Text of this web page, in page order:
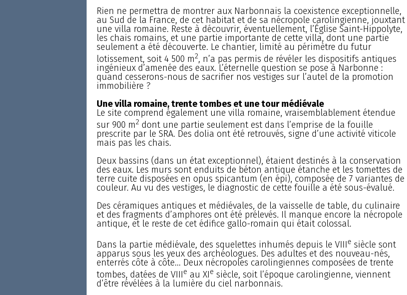
Rien ne permettra de montrer aux Narbonnais la coexistence exceptionnelle,
au Sud de la France, de cet habitat et de sa nécropole carolingienne, jouxtant
une villa romaine. Reste à découvrir, éventuellement, l’Église Saint-Hippolyte,
les chais romains, et une partie importante de cette villa, dont une partie
seulement a été découverte. Le chantier, limité au périmètre du futur
lotissement, soit 4 500 m2, n’a pas permis de révéler les dispositifs antiques
ingénieux d’amenée des eaux. L’éternelle question se pose à Narbonne :
quand cesserons-nous de sacrifier nos vestiges sur l’autel de la promotion
immobilière ?
Une villa romaine, trente tombes et une tour médiévale
Le site comprend également une villa romaine, vraisemblablement étendue
sur 900 m2dont une partie seulement est dans l’emprise de la fouille
prescrite par le SRA. Des dolia ont été retrouvés, signe d’une activité viticole
mais pas les chais.
Deux bassins (dans un état exceptionnel), étaient destinés à la conservation
des eaux. Les murs sont enduits de béton antique étanche et les tomettes de
terre cuite disposées en opus spicantum (en épi), composée de 7 variantes de
couleur. Au vu des vestiges, le diagnostic de cette fouille a été sous-évalué.
Des céramiques antiques et médiévales, de la vaisselle de table, du culinaire
et des fragments d’amphores ont été prélevés. Il manque encore la nécropole
antique, et le reste de cet édifice gallo-romain qui était colossal.
Dans la partie médiévale, des squelettes inhumés depuis le VIIIe siècle sont
apparus sous les yeux des archéologues. Des adultes et des nouveau-nés,
enterrés côte à côte… Deux nécropoles carolingiennes composées de trente
tombes, datées de VIIIe au XIe siècle, soit l’époque carolingienne, viennent
d’être révélées à la lumière du ciel narbonnais.